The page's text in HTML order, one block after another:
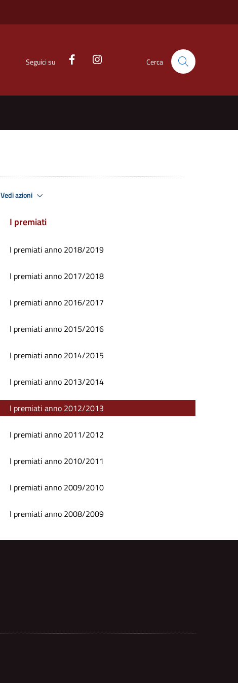
Seguici su Cerca
Vedi azioni
I premiati
I premiati anno 2018/2019
I premiati anno 2017/2018
I premiati anno 2016/2017
I premiati anno 2015/2016
I premiati anno 2014/2015
I premiati anno 2013/2014
I premiati anno 2012/2013
I premiati anno 2011/2012
I premiati anno 2010/2011
I premiati anno 2009/2010
I premiati anno 2008/2009